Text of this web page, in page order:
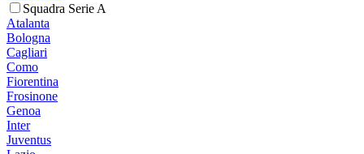
Squadra Serie A
Atalanta
Bologna
Cagliari
Como
Fiorentina
Frosinone
Genoa
Inter
Juventus